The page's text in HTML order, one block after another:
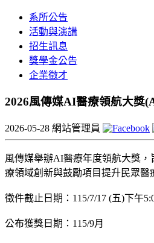
系所公告
活動與演講
招生訊息
獎學金公告
企業徵才
2026風傳媒AI醫療領航大獎
2026-05-28 網站管理員
風傳媒舉辦AI醫療年度領航大獎
療領域創新與鼓勵項目提升民眾醫
徵件截止日期：115/7/17 (五)下午
公布獲獎日期：115/9月